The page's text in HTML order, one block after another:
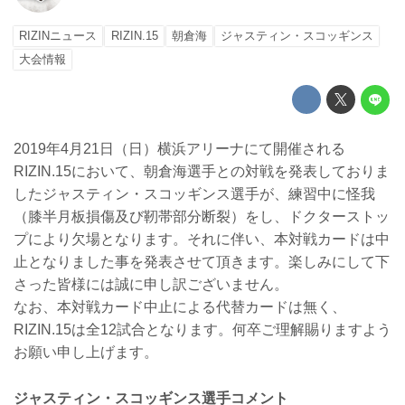
RIZINニュース RIZIN.15 朝倉海
ジャスティン・スコッギンス
大会情報
2019年4月21日（日）横浜アリーナにて開催される
RIZIN.15において、朝倉海選手との対戦を発表しておりま
したジャスティン・スコッギンス選手が、練習中に怪我
（膝半月板損傷及び靭帯部分断裂）をし、ドクターストッ
プにより欠場となります。それに伴い、本対戦カードは中
止となりました事を発表させて頂きます。楽しみにして下
さった皆様には誠に申し訳ございません。
なお、本対戦カード中止による代替カードは無く、
RIZIN.15は全12試合となります。何卒ご理解賜りますよう
お願い申し上げます。
ジャスティン・スコッギンス選手コメント